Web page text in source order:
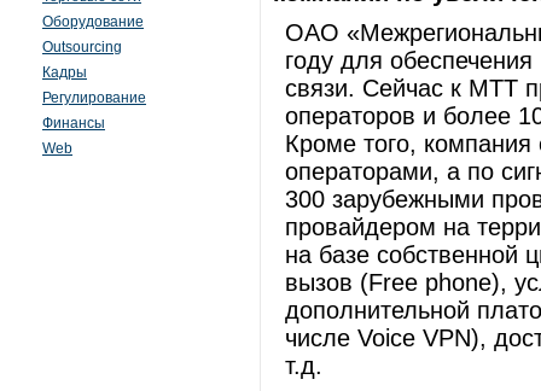
Оборудование
Outsourcing
Кадры
Регулирование
Финансы
Web
ОАО
году для
связи. Сейчас к МТТ
операторов и более
Кроме того, компания
операторами, а по
300 зарубежными
провайдером на
на базе собственной
вызов (Free phone),
дополнительной
числе Voice VPN),
т.д.